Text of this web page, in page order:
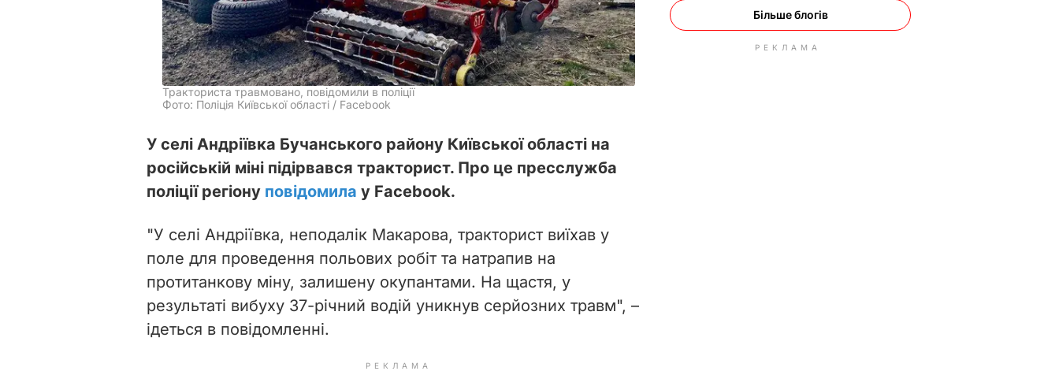
Тракториста травмовано, повідомили в поліції
Фото: Поліція Київської області / Facebook
У селі Андріївка Бучанського району Київської області на
російській міні підірвався тракторист. Про це пресслужба
поліції регіону повідомила у Facebook.
"У селі Андріївка, неподалік Макарова, тракторист виїхав у
поле для проведення польових робіт та натрапив на
протитанкову міну, залишену окупантами. На щастя, у
результаті вибуху 37-річний водій уникнув серйозних травм", –
ідеться в повідомленні.
РЕКЛАМА
Більше блогів
РЕКЛАМА